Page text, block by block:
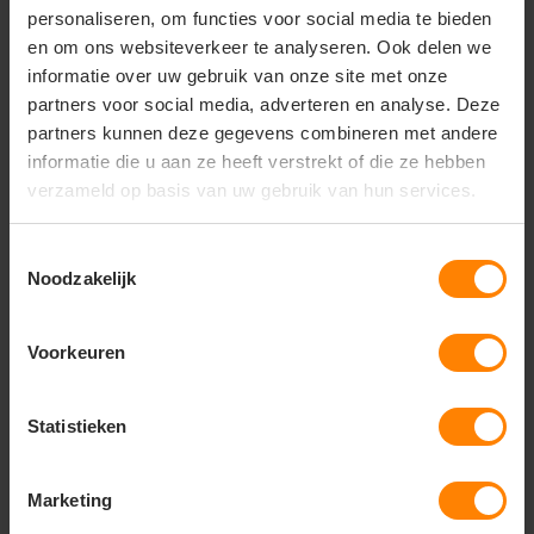
personaliseren, om functies voor social media te bieden
en om ons websiteverkeer te analyseren. Ook delen we
informatie over uw gebruik van onze site met onze
partners voor social media, adverteren en analyse. Deze
partners kunnen deze gegevens combineren met andere
informatie die u aan ze heeft verstrekt of die ze hebben
verzameld op basis van uw gebruik van hun services.
Noodzakelijk
Voorkeuren
Statistieken
Marketing
behoudt met extra duurzaamheid. Voor
intensiever gebruik is 50/50 ideaal: deze
blend biedt optimale wasbestendigheid en
vormvastheid.
Deze gemengde materialen zijn bijzonder
kosteneffectief voor promotiekleding. Ze
krimpen minder dan puur katoen en zijn
minder gevoelig voor pilling. De polyester
component zorgt voor betere
goede inktabsorptie bij zeefdruk. Dit maakt
80/20
Dagelijks
50/50
katoen-
Werkkleding